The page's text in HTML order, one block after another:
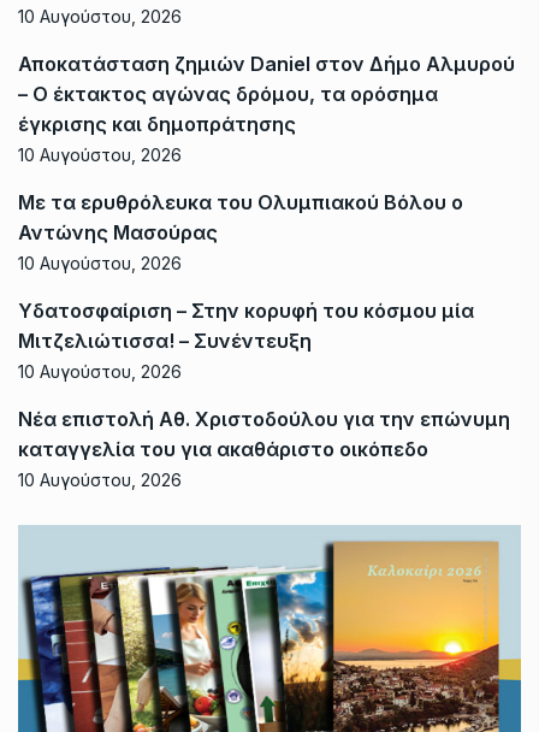
10 Αυγούστου, 2026
Αποκατάσταση ζημιών Daniel στον Δήμο Αλμυρού
– Ο έκτακτος αγώνας δρόμου, τα ορόσημα
έγκρισης και δημοπράτησης
10 Αυγούστου, 2026
Με τα ερυθρόλευκα του Ολυμπιακού Βόλου ο
Αντώνης Μασούρας
10 Αυγούστου, 2026
Υδατοσφαίριση – Στην κορυφή του κόσμου μία
Μιτζελιώτισσα! – Συνέντευξη
10 Αυγούστου, 2026
Νέα επιστολή Αθ. Χριστοδούλου για την επώνυμη
καταγγελία του για ακαθάριστο οικόπεδο
10 Αυγούστου, 2026